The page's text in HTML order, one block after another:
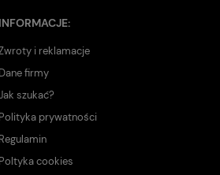
INFORMACJE:
i reklamacje
Dane firmy
szukać?
Polityka prywatności
Regulamin
Poltyka cookies